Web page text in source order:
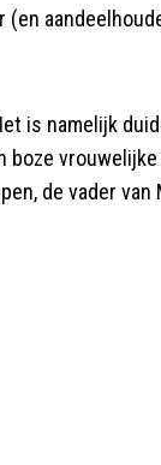
(en
is namelijk
de vader van